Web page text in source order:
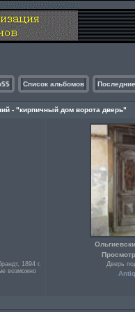
Список альбомов
- "кирпичный дом ворота дверь"
1894 г.
возможно
Дверь